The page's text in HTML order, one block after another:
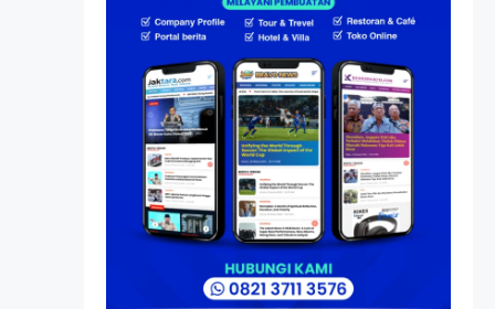
iPhone dan Smartphone
Resonansi
Seri 1: Republik Karang
Kedempel, Lahirnya
Politik Non-Blok ke Go-
Blok!
Artikel
Menelusuri Akar Sejarah
Ulang Tahun PPU,
Pertentangan Bulan
Peringatan vs Pengesahan